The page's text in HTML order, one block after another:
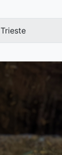
Trieste